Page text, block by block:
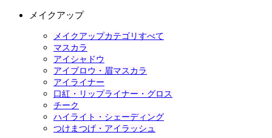
メイクアップ
メイクアップカテゴリすべて
マスカラ
アイシャドウ
アイブロウ・眉マスカラ
アイライナー
口紅・リップライナー・グロス
チーク
ハイライト・シェーディング
つけまつげ・アイラッシュ